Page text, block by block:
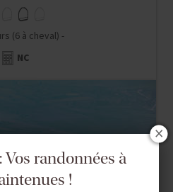
(6 à cheval) -
NC
randonnées à
!